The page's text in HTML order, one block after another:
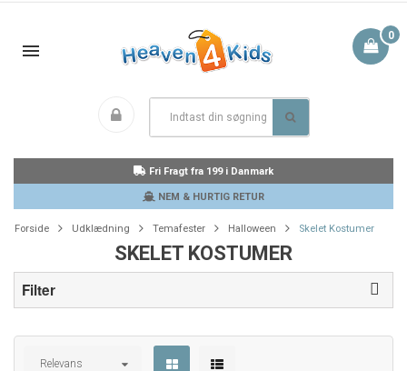
0
Fri Fragt fra 199 i Danmark
NEM & HURTIG RETUR
Forside Udklædning Temafester Halloween Skelet Kostumer
SKELET KOSTUMER
Filter
Relevans